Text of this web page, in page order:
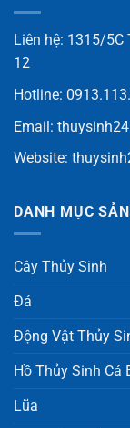
Liên hệ: 1315/5C
12
Hotline:
Email:
Website:
DANH MỤC
Cây Thủy Sinh
Đá
Động Vật Thủy
Hồ Thủy Sinh Cá
Lũa